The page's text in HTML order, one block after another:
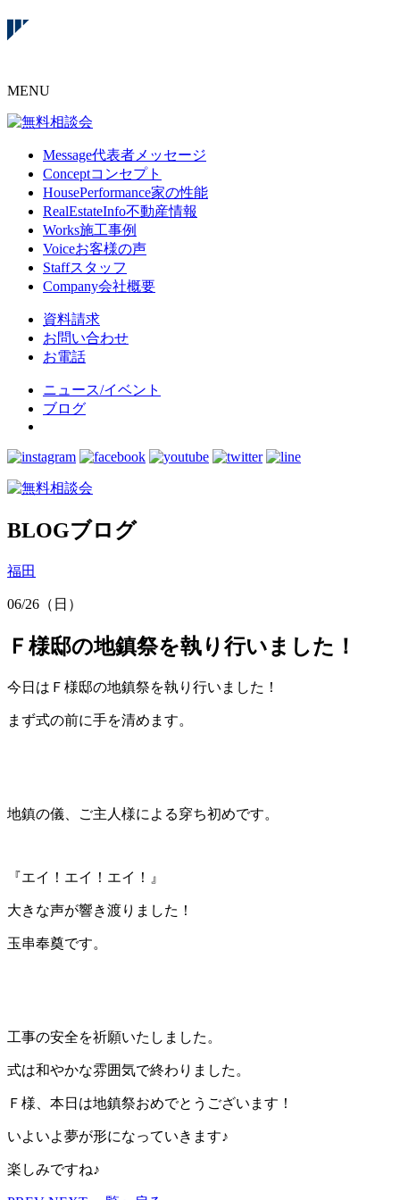
MENU
Message代表者メッセージ
Conceptコンセプト
HousePerformance家の性能
RealEstateInfo不動産情報
Works施工事例
Voiceお客様の声
Staffスタッフ
Company会社概要
資料請求
お問い合わせ
お電話
ニュース/イベント
ブログ
BLOGブログ
福田
06/26（日）
Ｆ様邸の地鎮祭を執り行いました！
今日はＦ様邸の地鎮祭を執り行いました！
まず式の前に手を清めます。
地鎮の儀、ご主人様による穿ち初めです。
『エイ！エイ！エイ！』
大きな声が響き渡りました！
玉串奉奠です。
工事の安全を祈願いたしました。
式は和やかな雰囲気で終わりました。
Ｆ様、本日は地鎮祭おめでとうございます！
いよいよ夢が形になっていきます♪
楽しみですね♪